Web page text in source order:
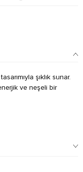
şıklık sunar.
ve neşeli bir